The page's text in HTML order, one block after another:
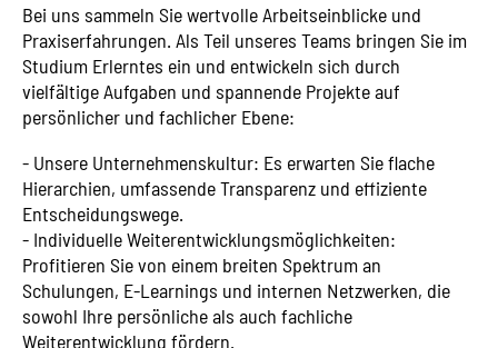
Bei uns sammeln Sie wertvolle Arbeitseinblicke und
Praxiserfahrungen. Als Teil unseres Teams bringen Sie im
Studium Erlerntes ein und entwickeln sich durch
vielfältige Aufgaben und spannende Projekte auf
persönlicher und fachlicher Ebene:
- Unsere Unternehmenskultur: Es erwarten Sie flache
Hierarchien, umfassende Transparenz und effiziente
Entscheidungswege.
- Individuelle Weiterentwicklungsmöglichkeiten:
Profitieren Sie von einem breiten Spektrum an
Schulungen, E-Learnings und internen Netzwerken, die
sowohl Ihre persönliche als auch fachliche
Weiterentwicklung fördern.